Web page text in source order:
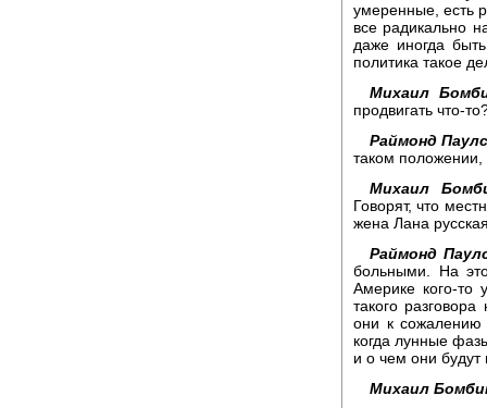
умеренные, есть
все радикально
даже иногда
политика такое
Михаил
продвигать что-
Раймонд
таком положении,
Михаил
Говорят, что
жена Лана
Раймонд
больными. На
Америке кого-то
такого
они к сожалению
когда лунные
и о чем они будут
Михаил